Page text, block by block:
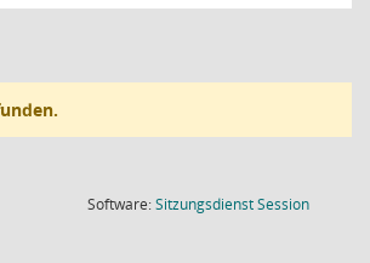
Software:SitzungsdienstSession(Wird in